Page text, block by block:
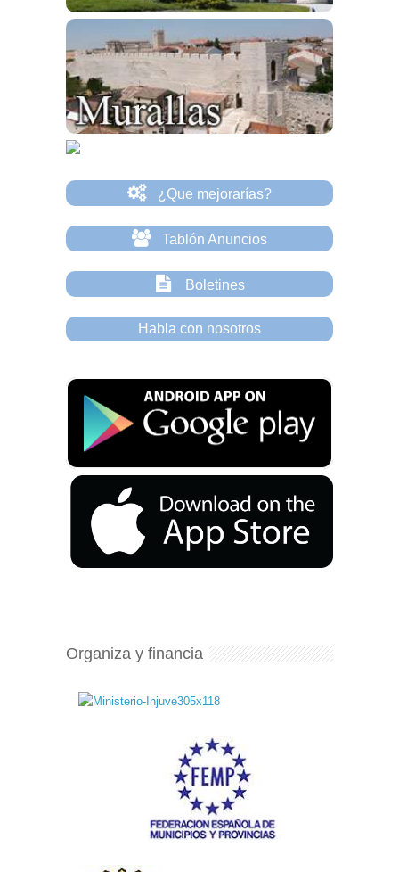
¿Que mejorarías?
Tablón Anuncios
Boletines
Habla con nosotros
Organiza y financia